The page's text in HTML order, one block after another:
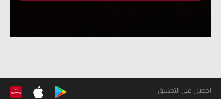
أحصل على التطبيق